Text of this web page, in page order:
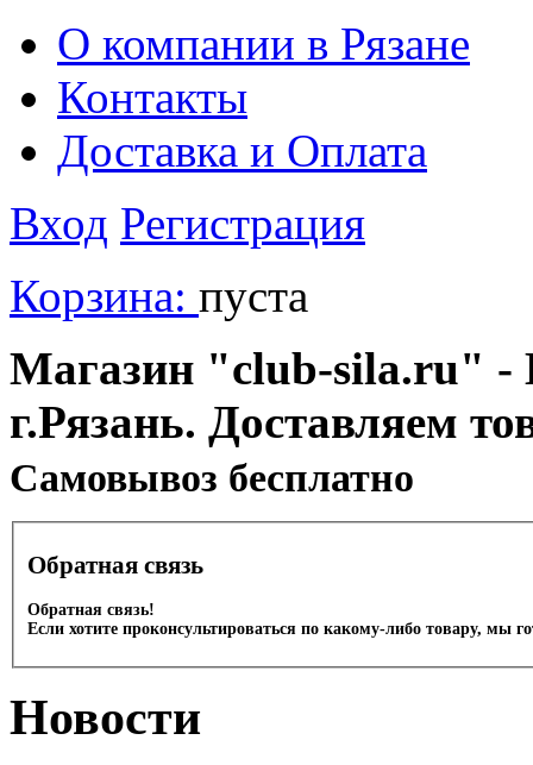
О компании в Рязане
Контакты
Доставка и Оплата
Вход Регистрация
Корзина: пуста
Магазин "club-sila.ru" -
г.Рязань. Доставляем
Cамовывоз бесплатно
Обратная связь
Обратная связь!
Если хотите проконсультироваться по какому-либо товару, мы
Новости